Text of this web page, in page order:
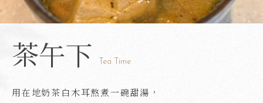
下午茶 Tea Time
用在地奶茶白木耳熬煮一碗甜湯，